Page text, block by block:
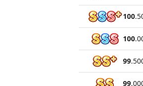
100.
100.
99.
99.